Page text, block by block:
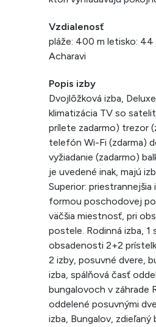
Vzdialenosť
pláže: 400 m letisko: 44
Acharavi
Popis izby
Dvojlôžková izba,
klimatizácia TV so
prílete zadarmo) trezor
telefón Wi-Fi (zdarma)
vyžiadanie (zadarmo)
je uvedené inak, majú
Superior:
formou poschodovej
väčšia miestnosť, pri
postele. Rodinná izba, 1
obsadenosti 2+2
2 izby, posuvné dvere,
izba, spálňová časť
bungalovoch v záhrade
oddelené posuvnými
izba, Bungalov,